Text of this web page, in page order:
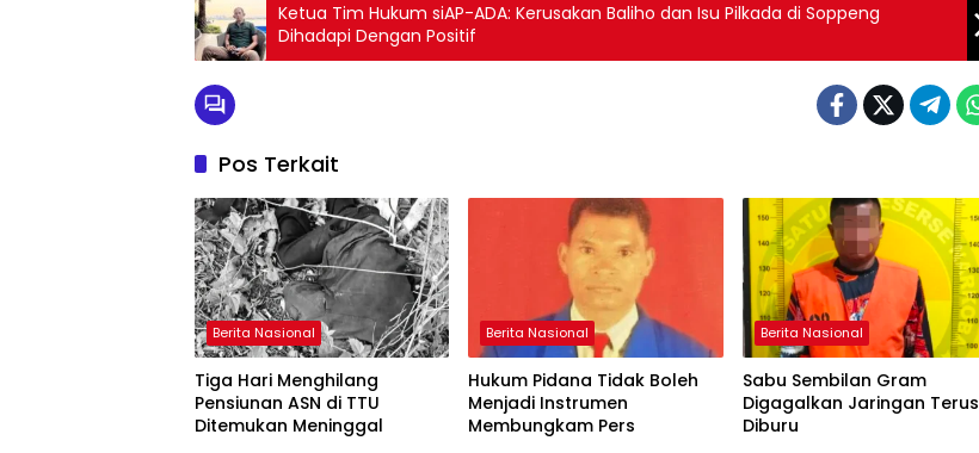
Ketua Tim Hukum siAP-ADA: Kerusakan Baliho dan Isu Pilkada di Soppeng
Dihadapi Dengan Positif
Pos Terkait
Berita Nasional
Tiga Hari Menghilang
Pensiunan ASN di TTU
Ditemukan Meninggal
Berita Nasional
Hukum Pidana Tidak Boleh
Menjadi Instrumen
Membungkam Pers
Berita Nasional
Sabu Sembilan Gram
Digagalkan Jaringan Terus
Diburu